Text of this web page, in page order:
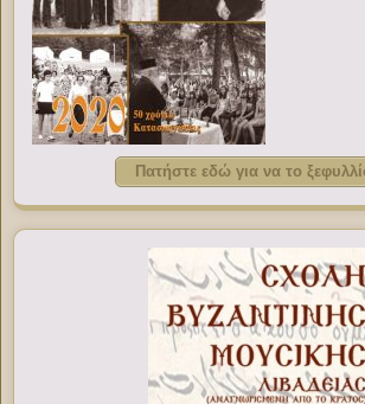
Πατήστε εδώ για να το